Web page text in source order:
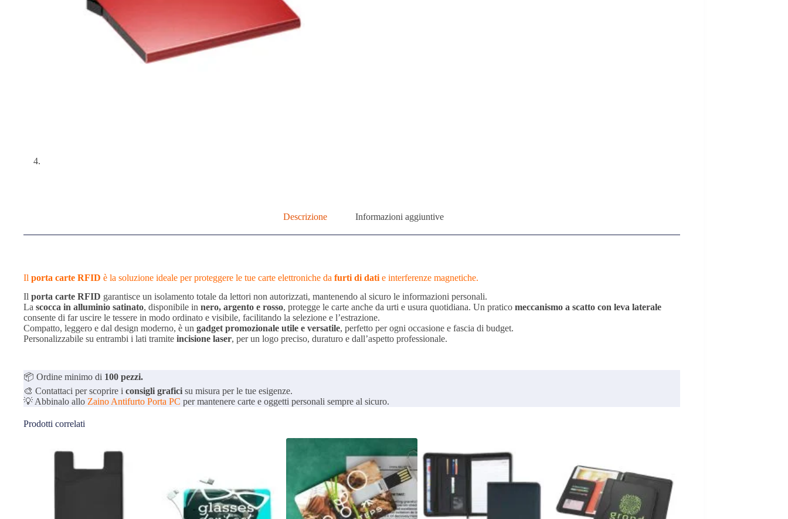
Descrizione Informazioni aggiuntive
Il porta carte RFID è la soluzione ideale per proteggere le tue carte elettroniche da furti di dati e interferenze magnetiche.
Il porta carte RFID garantisce un isolamento totale da lettori non autorizzati, mantenendo al sicuro le informazioni personali.
La scocca in alluminio satinato, disponibile in nero, argento e rosso, protegge le carte anche da urti e usura quotidiana. Un pratico meccanismo a scatto con leva laterale
consente di far uscire le tessere in modo ordinato e visibile, facilitando la selezione e l’estrazione.
Compatto, leggero e dal design moderno, è un gadget promozionale utile e versatile, perfetto per ogni occasione e fascia di budget.
Personalizzabile su entrambi i lati tramite incisione laser, per un logo preciso, duraturo e dall’aspetto professionale.
📦 Ordine minimo di 100 pezzi.
🎨 Contattaci per scoprire i consigli grafici su misura per le tue esigenze.
💡 Abbinalo allo Zaino Antifurto Porta PC per mantenere carte e oggetti personali sempre al sicuro.
Prodotti correlati